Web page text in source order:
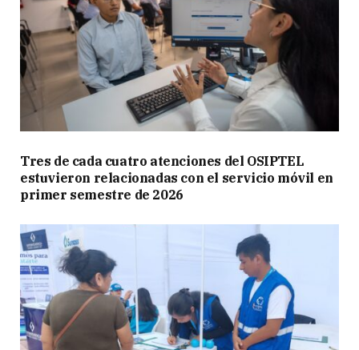
Tres de cada cuatro atenciones del OSIPTEL
estuvieron relacionadas con el servicio móvil en
primer semestre de 2026